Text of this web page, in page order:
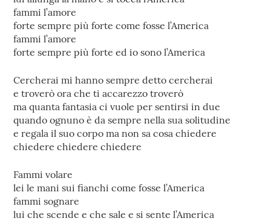
fammi l’amore
forte sempre più forte come fosse l’America
fammi l’amore
forte sempre più forte ed io sono l’America
Cercherai mi hanno sempre detto cercherai
e troverò ora che ti accarezzo troverò
ma quanta fantasia ci vuole per sentirsi in due
quando ognuno è da sempre nella sua solitudine
e regala il suo corpo ma non sa cosa chiedere
chiedere chiedere chiedere
Fammi volare
lei le mani sui fianchi come fosse l’America
fammi sognare
lui che scende e che sale e si sente l’America